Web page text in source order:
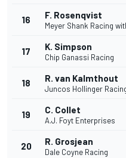
16 F. Rosenqvist
Meyer Shank Racing
17 K. Simpson
Chip Ganassi Racing
18 R. van Kalmthout
Juncos Hollinger
19 C. Collet
A.J. Foyt Enterprises
20 R. Grosjean
Dale Coyne Racing